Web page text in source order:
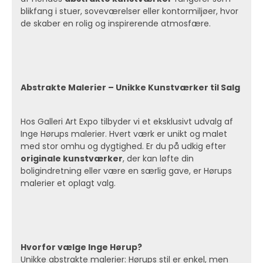
blikfang i stuer, soveværelser eller kontormiljøer, hvor
de skaber en rolig og inspirerende atmosfære.
Abstrakte Malerier – Unikke Kunstværker til Salg
Hos Galleri Art Expo tilbyder vi et eksklusivt udvalg af
Inge Hørups malerier. Hvert værk er unikt og malet
med stor omhu og dygtighed. Er du på udkig efter
originale kunstværker, der kan løfte din
boligindretning eller være en særlig gave, er Hørups
malerier et oplagt valg.
Hvorfor vælge Inge Hørup?
Unikke abstrakte malerier: Hørups stil er enkel, men